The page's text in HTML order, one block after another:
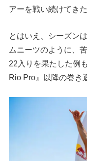
アーを戦い続けてき
とはいえ、シーズン
ムニーツのように、
22入りを果たした例
Rio Pro』以降の巻き